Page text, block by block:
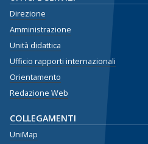
Direzione
Amministrazione
Unità didattica
Ufficio rapporti internazionali
Orientamento
Redazione Web
COLLEGAMENTI
UniMap